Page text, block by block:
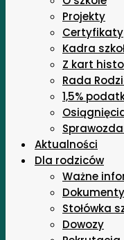
Projekty
Certyfikaty
Kadra
Z kart
Rada
1,5%
Aktualności
Dla rodziców
Ważne
Stołówka
Dowozy